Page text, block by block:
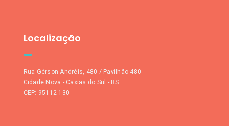
Localização
Rua Gérson Andréis, 480 / Pavilhão 480
Cidade Nova - Caxias do Sul - RS
CEP: 95112-130